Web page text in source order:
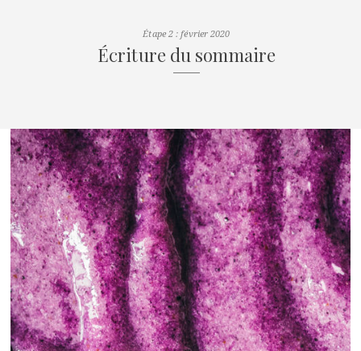
Étape 2 : février 2020
Écriture du sommaire